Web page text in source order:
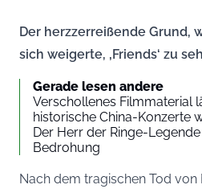
Der herzzerreißende Grund,
sich weigerte, ‚Friends‘ zu
Gerade lesen andere
Verschollenes Filmmaterial
historische China-Konzerte
Der Herr der Ringe-
Bedrohung
Nach dem tragischen Tod